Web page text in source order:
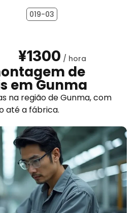
019-03
¥1300
de
em Gunma
na região de Gunma, com
até a fábrica.